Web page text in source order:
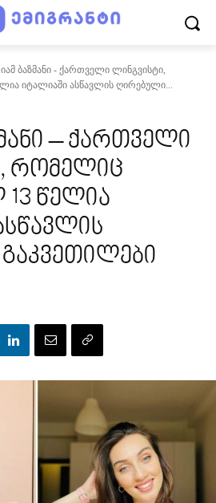
ბაზმანი - ქართველი ლინგვისტი,
იტალიაში ასწავლის ღირებული...
– ქართველი
რომელიც
13 წელია